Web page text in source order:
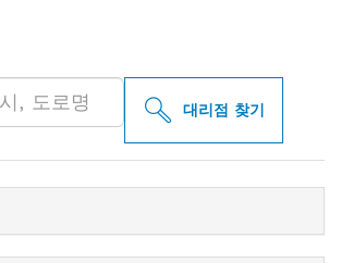
대리점 찾기